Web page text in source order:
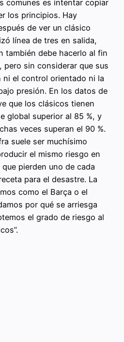
comunes es intentar copiar
los principios. Hay
de ver un clásico
línea de tres en salida,
también debe hacerlo al fin
pero sin considerar que sus
ni el control orientado ni la
presión. En los datos de
que los clásicos tienen
global superior al 85 %, y
veces superan el 90 %.
suele ser muchísimo
el mismo riesgo en
pierden uno de cada
para el desastre. La
como el Barça o el
por qué se arriesga
el grado de riesgo al